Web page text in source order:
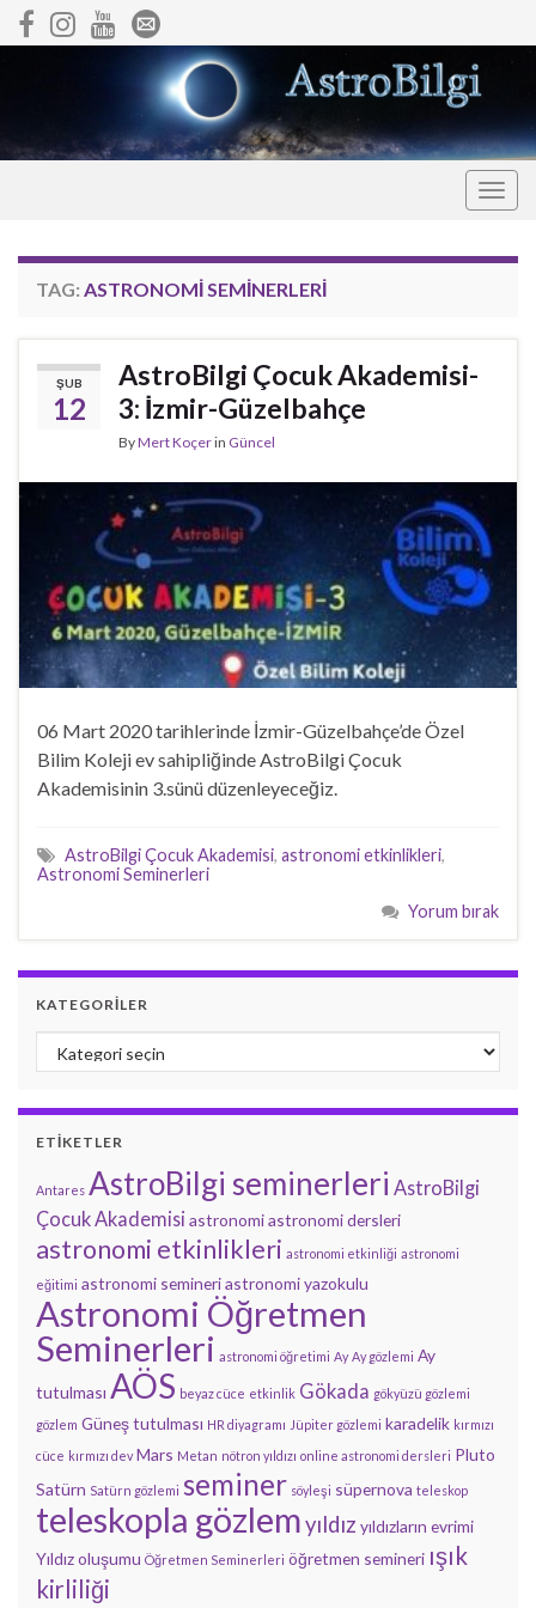
TAG: ASTRONOMI SEMINERLERI
ŞUB
12
AstroBilgi Çocuk Akademisi-
3: İzmir-Güzelbahçe
ByMert Koçerin Güncel
06 Mart 2020 tarihlerinde İzmir-Güzelbahçe’de Özel
Bilim Koleji ev sahipliğinde AstroBilgi Çocuk
Akademisinin 3.sünü düzenleyeceğiz.
AstroBilgi Çocuk Akademisi, astronomi etkinlikleri,
Astronomi Seminerleri
Yorum bırak
KATEGORILER
Kategoriler
ETIKETLER
Antares AstroBilgi seminerleri AstroBilgi
Çocuk Akademisi astronomiastronomi dersleri
astronomi etkinlikleri astronomi etkinliği astronomi
eğitimi astronomi semineriastronomi yazokulu
Astronomi Öğretmen
Seminerleri astronomi öğretimi Ay Ay gözlemi Ay
tutulması AÖS beyaz cüce etkinlik Gökada gökyüzü gözlemi
gözlem Güneş tutulması HR diyagramı Jüpiter gözlemi karadelik kırmızı
cüce kırmızı dev Mars Metan nötron yıldızı online astronomi dersleri Pluto
Satürn Satürn gözlemi seminer söyleşi süpernova teleskop
teleskopla gözlemyıldız yıldızların evrimi
Yıldız oluşumu Öğretmen Seminerleri öğretmen semineri ışık
kirliliği